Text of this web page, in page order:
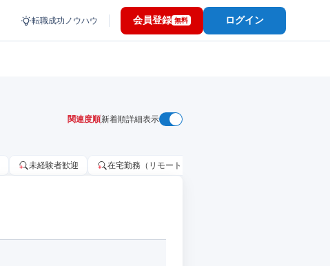
転職成功ノウハウ 会員登録 無料 ログイン
関連度順新着順詳細表示
未経験者歓迎 在宅勤務（リモートワーク）OK